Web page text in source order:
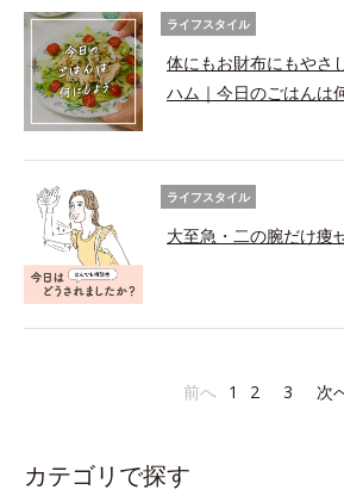
ライフスタイル
体にもお財布にもやさ
ハム｜今日のごはんは
ライフスタイル
大至急・二の腕だけ痩
前へ 1 2 3 次
カテゴリで探す